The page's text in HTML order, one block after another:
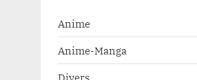
Anime
Anime-Manga
Divers